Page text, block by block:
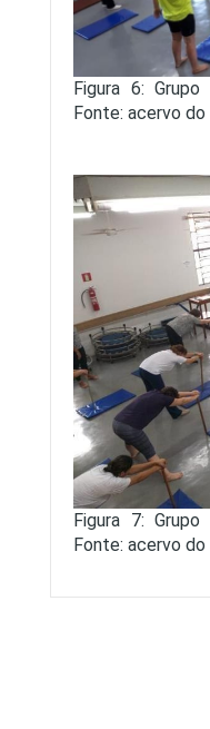
Figura 6:
Fonte: acervo do
Figura 7:
Fonte: acervo do